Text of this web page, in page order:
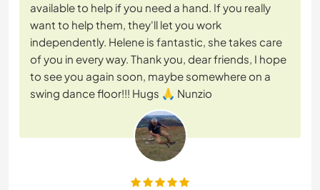
available to help if you need a hand. If you really
want to help them, they'll let you work
independently. Helene is fantastic, she takes care
of you in every way. Thank you, dear friends, I hope
to see you again soon, maybe somewhere on a
swing dance floor!!! Hugs 🙏 Nunzio